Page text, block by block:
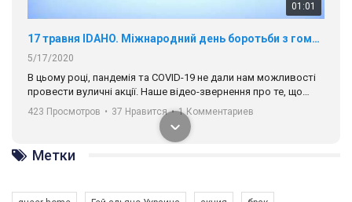
01:01
17 травня IDAHO. Міжнародний день боротьби з гомофобією трансфобією і біфобія.
5/17/2020
В цьому році, пандемія та COVІD-19 не дали нам можливості
провести вуличні акції. Наше відео-звернення про те, що
навіть коли ми у різних містах та не можемо зустрінеться, ми
разом. Ми закликаємо всіх хто поділяє цінності рівності та
солідарності, приєднатися до нас. Регіональні підрозділи
ГАУ є в 16 областях України.
Разом наш голос лунає гучніше!
423 Просмотров • 37 Нравится • 1 Комментариев
Метки